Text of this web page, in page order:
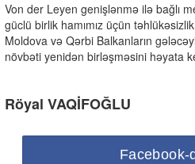
Von der Leyen genişlənmə ilə bağlı
güclü birlik hamımız üçün
Moldova və Qərbi Balkanların
növbəti yenidən birləşməsini həyata
Röyal VAQİFOĞLU
Facebook-